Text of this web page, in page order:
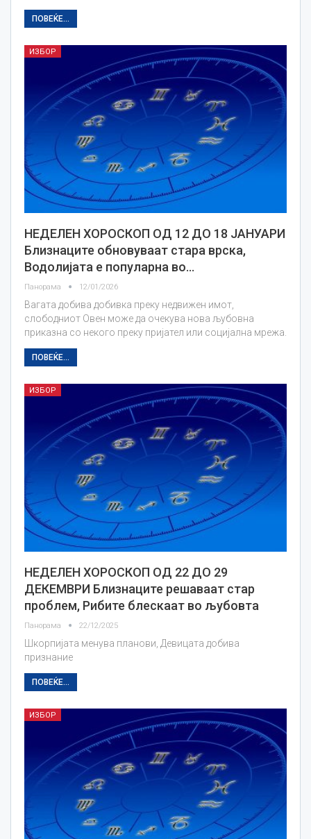
ПОВЕЌЕ...
ИЗБОР
НЕДЕЛЕН ХОРОСКОП ОД 12 ДО 18 ЈАНУАРИ
Близнаците обновуваат стара врска,
Водолијата е популарна во…
Панорама 12/01/2026
Вагата добива добивка преку недвижен имот,
слободниот Овен може да очекува нова љубовна
приказна со некого преку пријател или социјална мрежа.
ПОВЕЌЕ...
ИЗБОР
НЕДЕЛЕН ХОРОСКОП ОД 22 ДО 29
ДЕКЕМВРИ Близнаците решаваат стар
проблем, Рибите блескаат во љубовта
Панорама 22/12/2025
Шкорпијата менува планови, Девицата добива
признание
ПОВЕЌЕ...
ИЗБОР